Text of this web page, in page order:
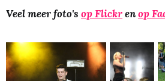
Veel meer foto's op Flickrenop